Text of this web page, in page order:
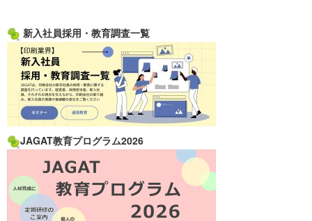
新入社員採用・教育調査一覧
JAGAT教育プログラム2026